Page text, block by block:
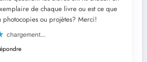
de chaque livre ou est ce que
photocopies ou projètes? Merci!
chargement…